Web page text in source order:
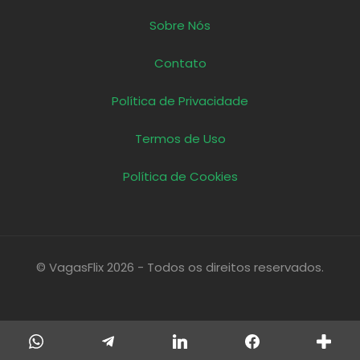
Sobre Nós
Contato
Política de Privacidade
Termos de Uso
Política de Cookies
© VagasFlix 2026 - Todos os direitos reservados.